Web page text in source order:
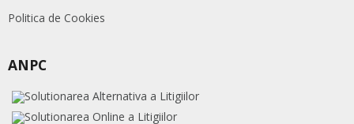
Politica de Cookies
ANPC